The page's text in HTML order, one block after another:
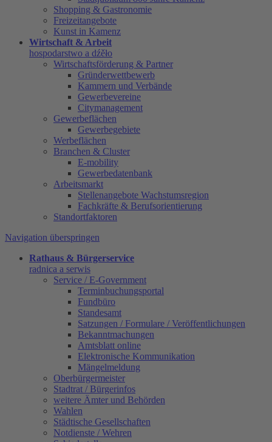
Shopping & Gastronomie
Freizeitangebote
Kunst in Kamenz
Wirtschaft & Arbeit
hospodarstwo a dźěło
Wirtschaftsförderung & Partner
Gründerwettbewerb
Kammern und Verbände
Gewerbevereine
Citymanagement
Gewerbeflächen
Gewerbegebiete
Werbeflächen
Branchen & Cluster
E-mobility
Gewerbedatenbank
Arbeitsmarkt
Stellenangebote Wachstumsregion
Fachkräfte & Berufsorientierung
Standortfaktoren
Navigation überspringen
Rathaus & Bürgerservice
radnica a serwis
Service / E-Government
Terminbuchungsportal
Fundbüro
Standesamt
Satzungen / Formulare / Veröffentlichungen
Bekanntmachungen
Amtsblatt online
Elektronische Kommunikation
Mängelmeldung
Oberbürgermeister
Stadtrat / Bürgerinfos
weitere Ämter und Behörden
Wahlen
Städtische Gesellschaften
Notdienste / Wehren